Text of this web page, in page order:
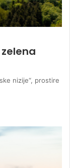
nizije“, prostire